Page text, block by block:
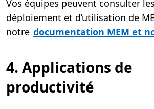
Vos équipes peuvent consulter
déploiement et d’utilisation de
notre documentation MEM et
4. Applications de
productivité